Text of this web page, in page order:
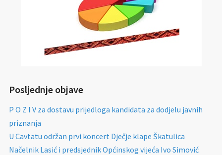
Posljednje objave
P O Z I V za dostavu prijedloga kandidata za dodjelu javnih
priznanja
U Cavtatu održan prvi koncert Dječje klape Škatulica
Načelnik Lasić i predsjednik Općinskog vijeća Ivo Simović